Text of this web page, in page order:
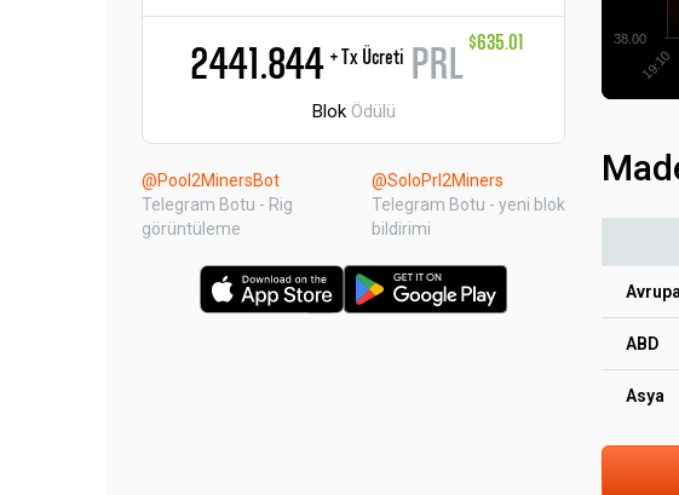
2441.844 + Tx Ücreti PRL
$635.01
Blok Ödülü
@Pool2MinersBot
Telegram Botu - Rig
görüntüleme
@SoloPrl2Miners
Telegram Botu - yeni blok
bildirimi
19:10
38.00
Avrupa
ABD
Asya